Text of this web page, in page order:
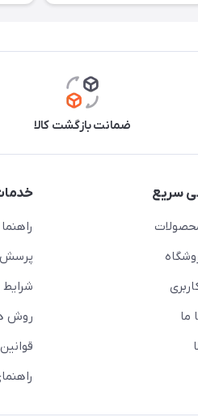
ضمانت بازگشت کالا
سریع
ما
راهنما
پرسش
شرایط
روش